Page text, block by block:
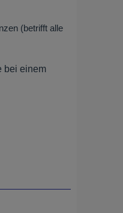
(betrifft alle
bei einem